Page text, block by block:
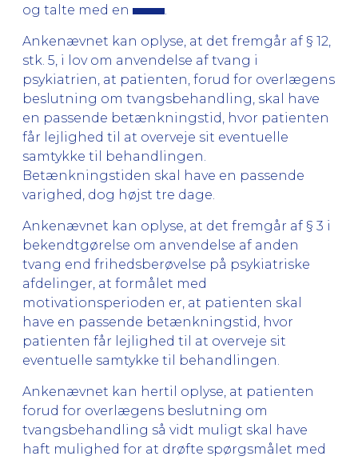
og talte med en
Ankenævnet kan oplyse, at det fremgår af § 12,
stk. 5, i lov om anvendelse af tvang i
psykiatrien, at patienten, forud for overlægens
beslutning om tvangsbehandling, skal have
en passende betænkningstid, hvor patienten
får lejlighed til at overveje sit eventuelle
samtykke til behandlingen.
Betænkningstiden skal have en passende
varighed, dog højst tre dage.
Ankenævnet kan oplyse, at det fremgår af § 3 i
bekendtgørelse om anvendelse af anden
tvang end frihedsberøvelse på psykiatriske
afdelinger, at formålet med
motivationsperioden er, at patienten skal
have en passende betænkningstid, hvor
patienten får lejlighed til at overveje sit
eventuelle samtykke til behandlingen.
Ankenævnet kan hertil oplyse, at patienten
forud for overlægens beslutning om
tvangsbehandling så vidt muligt skal have
haft mulighed for at drøfte spørgsmålet med